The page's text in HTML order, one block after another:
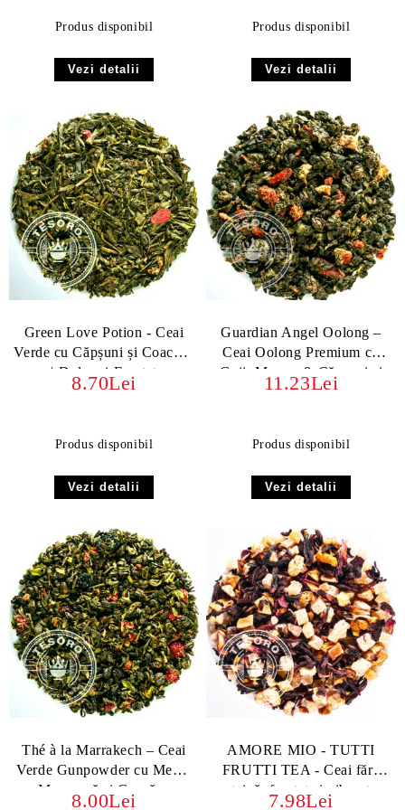
Produs disponibil
Vezi detalii
Produs disponibil
Vezi detalii
Green Love Potion - Ceai
Verde cu Căpșuni și Coacăze
| Dulce și Fructat
8.70Lei
Produs disponibil
Vezi detalii
Guardian Angel Oolong –
Ceai Oolong Premium cu
Goji, Mango & Căpșuni si
Milky Oolong
11.23Lei
Produs disponibil
Vezi detalii
Thé à la Marrakech – Ceai
Verde Gunpowder cu Mentă
Marocană și Coacăze
8.00Lei
AMORE MIO - TUTTI
FRUTTI TEA - Ceai fără
teină, fructat și vibrant
7.98Lei